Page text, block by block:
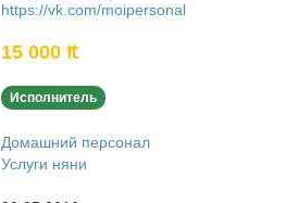
https://vk.com/moipersonal
15 000 ₶
Исполнитель
Домашний персонал
Услуги няни